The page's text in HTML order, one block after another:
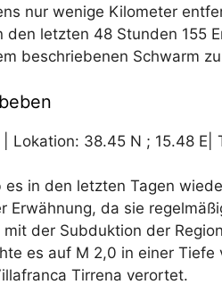
nur wenige Kilometer
den letzten 48 Stunden 155
beschriebenen Schwarm
Lokation: 38.45 N ; 15.48 E|
in den letzten Tagen
Erwähnung, da sie
der Subduktion der
es auf M 2,0 in einer Tiefe
Tirrena verortet.